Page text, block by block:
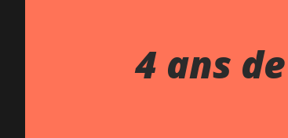
4 ans